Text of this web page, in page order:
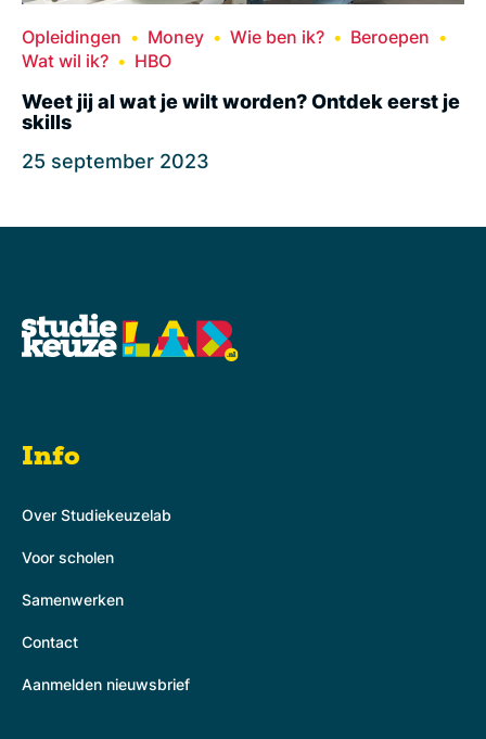
Opleidingen Money Wie ben ik?
Beroepen
Wat wil ik?
HBO
Weet jij al wat je wilt worden? Ontdek eerst je
skills
25 september 2023
Info
Over Studiekeuzelab
Voor scholen
Samenwerken
Contact
Aanmelden nieuwsbrief